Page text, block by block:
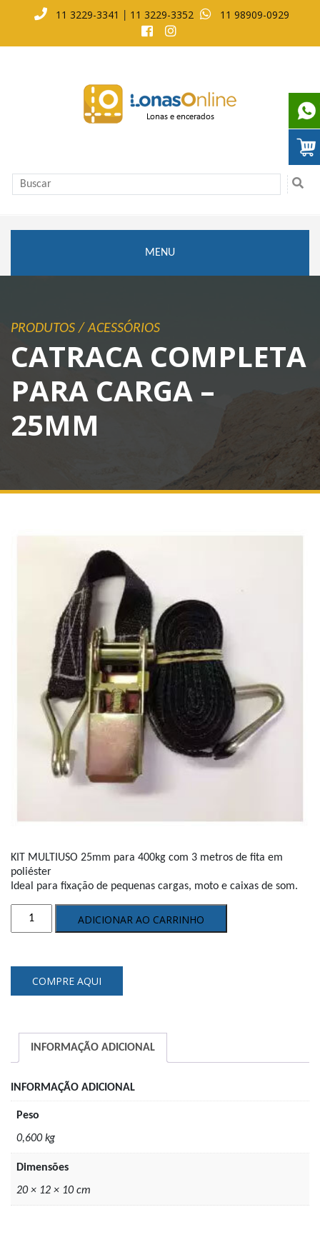
11 3229-3341 11 3229-3352 11 98909-0929
MENU
PRODUTOS /ACESSÓRIOS
CATRACA COMPLETA
PARA CARGA –
25MM
KIT MULTIUSO 25mm para 400kg com 3 metros de fita em
poliéster
Ideal para fixação de pequenas cargas, moto e caixas de som.
Catraca
25mm
ADICIONAR AO CARRINHO
COMPRE AQUI
INFORMAÇÃO ADICIONAL
INFORMAÇÃO ADICIONAL
Peso
0,600 kg
Dimensões
20 × 12 × 10 cm